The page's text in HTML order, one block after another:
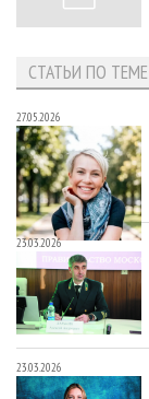
СТАТЬИ ПО ТЕМЕ
27.05.2026
23.03.2026
23.03.2026